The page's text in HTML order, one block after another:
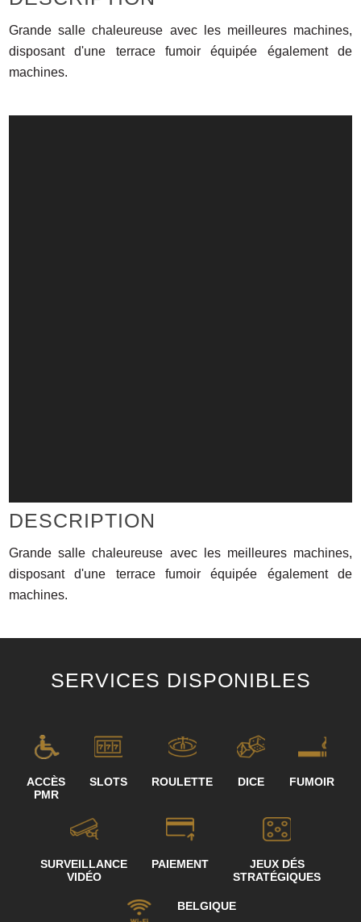
Grande salle chaleureuse avec les meilleures machines,
disposant d'une terrace fumoir équipée également de
machines.
DESCRIPTION
Grande salle chaleureuse avec les meilleures machines,
disposant d'une terrace fumoir équipée également de
machines.
SERVICES DISPONIBLES
ACCÈS
PMR
SLOTS ROULETTE DICE FUMOIR
SURVEILLANCE
VIDÉO
PAIEMENT
JEUX DÉS
STRATÉGIQUES
BELGIQUE